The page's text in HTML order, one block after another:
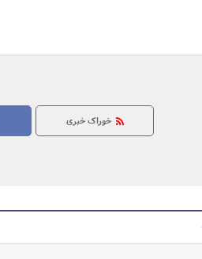
جستجو
خوراک خبری